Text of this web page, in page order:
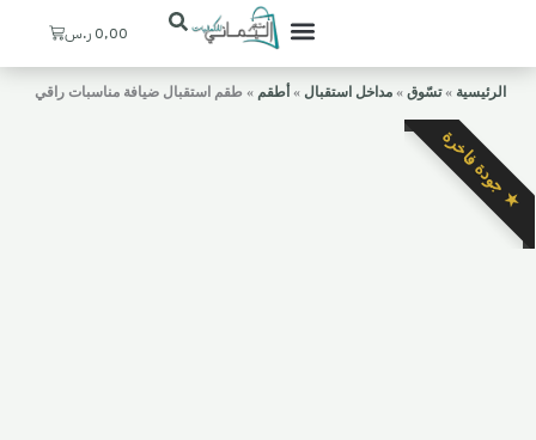
0,00 ر.سCart
الرئيسية »تسّوق » مداخل استقبال » أطقم » طقم استقبال ضيافة مناسبات راقي
★ جودة فاخرة